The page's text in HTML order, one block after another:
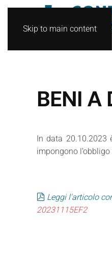
Skip to main content
BENI A
In data 20.10.2023
impongono
pdf
Leggi l'articolo
20231115EF2